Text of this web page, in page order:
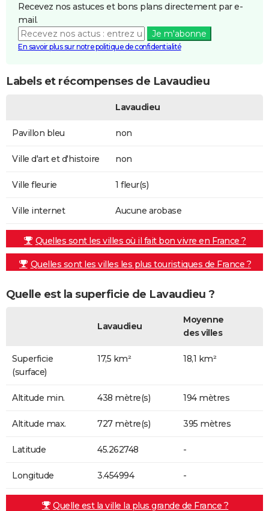
Recevez nos astuces et bons plans directement par e-
mail.
Je m'abonne
En savoir plus sur notre politique de confidentialité
Labels et récompenses de Lavaudieu
Lavaudieu
Pavillon bleu non
Ville d'art et d'histoire non
Ville fleurie 1 fleur(s)
Ville internet Aucune arobase
Quelles sont les villes où il fait bon vivre en France ?
Quelles sont les villes les plus touristiques de France ?
Quelle est la superficie de Lavaudieu ?
Lavaudieu
Moyenne
des villes
Superficie
(surface)
17,5 km² 18,1 km²
Altitude min. 438 mètre(s) 194 mètres
Altitude max. 727 mètre(s) 395 mètres
Latitude 45.262748 -
Longitude 3.454994 -
Quelle est la ville la plus grande de France ?